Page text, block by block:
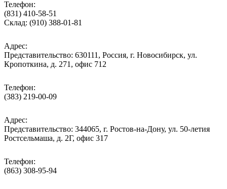
Телефон:
(831) 410-58-51
Склад: (910) 388-01-81
Адрес:
Представительство: 630111, Россия, г. Новосибирск, ул.
Кропоткина, д. 271, офис 712
Телефон:
(383) 219-00-09
Адрес:
Представительство: 344065, г. Ростов-на-Дону, ул. 50-летия
Ростсельмаша, д. 2Г, офис 317
Телефон:
(863) 308-95-94